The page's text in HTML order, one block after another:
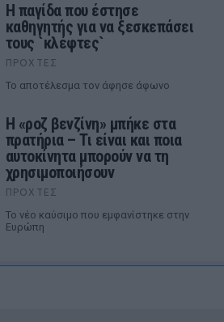
Η παγίδα που έστησε
καθηγητής για να ξεσκεπάσει
τους `κλέφτες`
ΠΡΟΧΤΈΣ
Το αποτέλεσμα τον άφησε άφωνο
Η «ροζ βενζίνη» μπήκε στα
πρατήρια – Τι είναι και ποια
αυτοκίνητα μπορούν να τη
χρησιμοποιήσουν
ΠΡΟΧΤΈΣ
Το νέο καύσιμο που εμφανίστηκε στην
Ευρώπη